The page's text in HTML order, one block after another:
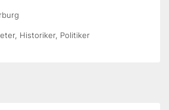
Historiker, Politiker